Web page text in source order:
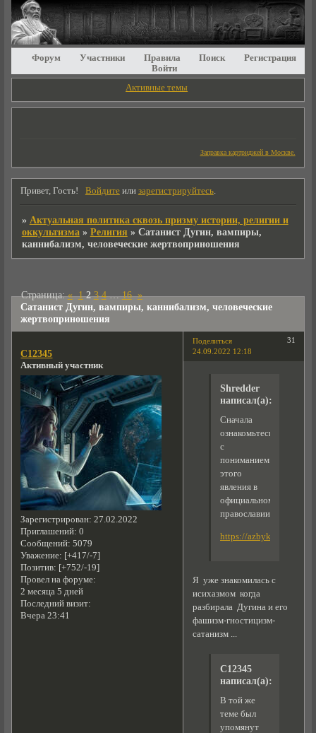
Форум Участники Правила Поиск
Регистрация
Войти
Активные темы
Заправка картриджей в Москве.
Привет, Гость! Войдитеили зарегистрируйтесь.
» Актуальная политика сквозь призму истории, религии и
оккультизма » Религия » Сатанист Дугин, вампиры,
каннибализм, человеческие жертвоприношения
Сатанист Дугин, вампиры, каннибализм, человеческие
жертвоприношения
Страница:« 1 2 3 4 … 16 »
Поделиться
31
24.09.2022 12:18
C12345
Активный участник
Зарегистрирован: 27.02.2022
Приглашений: 0
Сообщений: 5079
Уважение: [+417/-7]
Позитив: [+752/-19]
Провел на форуме:
2 месяца 5 дней
Последний визит:
Вчера 23:41
Shredder
написал(а):
Сначала
ознакомьтесь
с
пониманием
этого
явления в
официальном
православии:
https://azbyka.ru/
Я уже знакомилась с
исихазмом когда
разбирала Дугина и его
фашизм-гностицизм-
сатанизм ...
C12345
написал(а):
В той же
теме был
упомянут